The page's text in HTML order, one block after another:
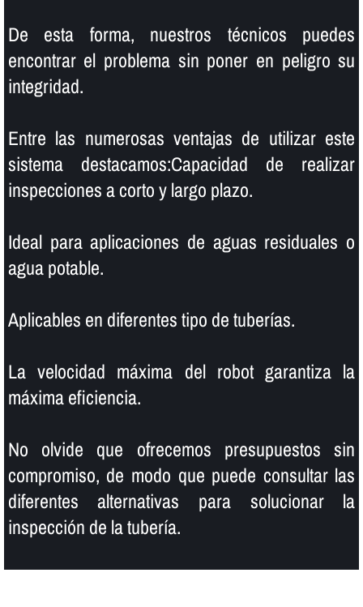
De esta forma, nuestros técnicos puedes
encontrar el problema sin poner en peligro su
integridad.
Entre las numerosas ventajas de utilizar este
sistema destacamos:Capacidad de realizar
inspecciones a corto y largo plazo.
Ideal para aplicaciones de aguas residuales o
agua potable.
Aplicables en diferentes tipo de tuberí­as.
La velocidad máxima del robot garantiza la
máxima eficiencia.
No olvide que ofrecemos presupuestos sin
compromiso, de modo que puede consultar las
diferentes alternativas para solucionar la
inspección de la tuberí­a.